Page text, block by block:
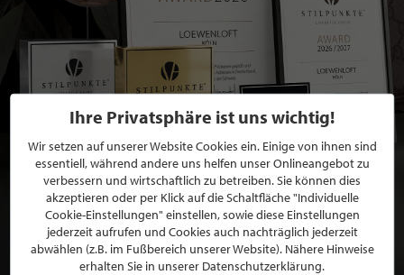
BEWERBEN SIE SICH FÜR EINE GRATIS
MITGLIEDSCHAFT BEI STILPUNKTE®
JETZT GRATIS BEWERBEN
Ihre Privatsphäre ist uns wichtig!
Wir setzen auf unserer Website Cookies ein. Einige von ihnen sind
essentiell, während andere uns helfen unser Onlineangebot zu
verbessern und wirtschaftlich zu betreiben. Sie können dies
akzeptieren oder per Klick auf die Schaltfläche "Individuelle
Cookie-Einstellungen" einstellen, sowie diese Einstellungen
jederzeit aufrufen und Cookies auch nachträglich jederzeit
abwählen (z.B. im Fußbereich unserer Website). Nähere Hinweise
erhalten Sie in unserer Datenschutzerklärung.